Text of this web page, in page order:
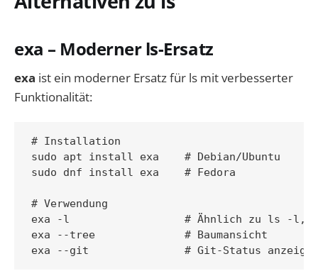
exa – Moderner ls-Ersatz
exa ist ein moderner Ersatz für ls mit verbesserter
Funktionalität:
# Installation
sudo apt install exa    # Debian/Ubuntu
sudo dnf install exa    # Fedora
# Verwendung
exa -l                  # Ähnlich zu ls -l,
exa --tree              # Baumansicht